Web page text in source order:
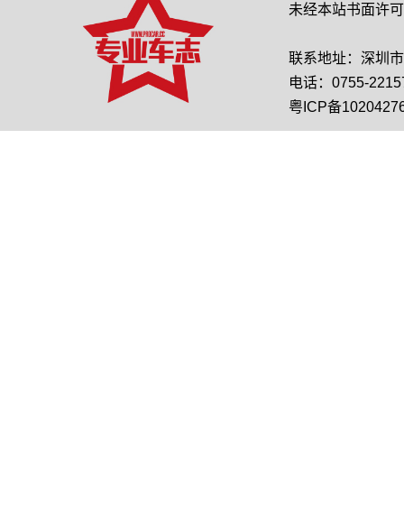
未经本站书面许
联系地址：深圳
电话：0755-
粤ICP备